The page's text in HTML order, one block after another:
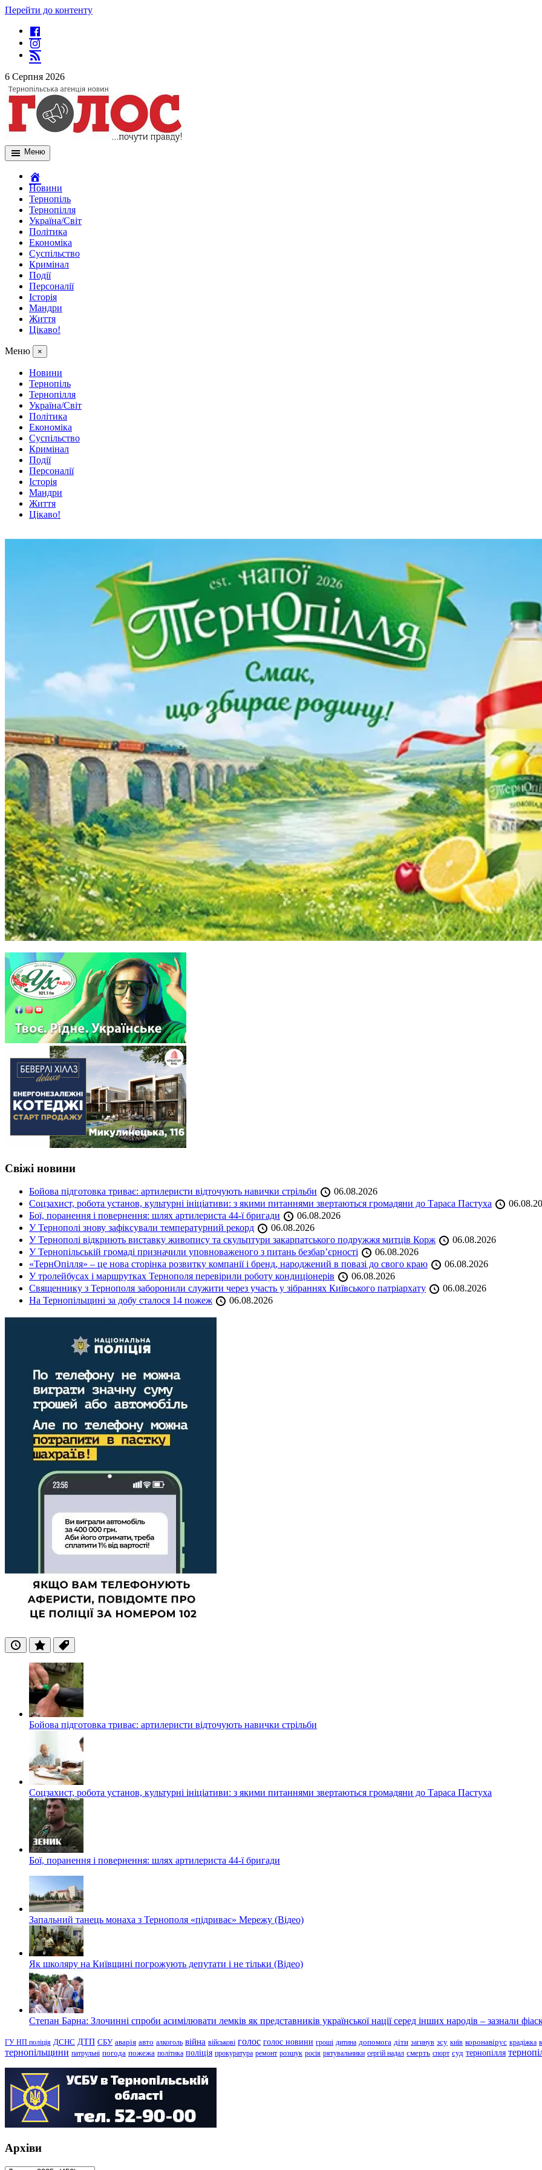
Перейти до контенту
6 Серпня 2026
Меню
Новини
Тернопіль
Тернопілля
Україна/Світ
Політика
Економіка
Суспільство
Кримінал
Події
Персоналії
Історія
Мандри
Життя
Цікаво!
Меню ×
Новини
Тернопіль
Тернопілля
Україна/Світ
Політика
Економіка
Суспільство
Кримінал
Події
Персоналії
Історія
Мандри
Життя
Цікаво!
Свіжі новини
Бойова підготовка триває: артилеристи відточують навички стрільби
06.08.2026
Соцзахист, робота установ, культурні ініціативи: з якими питаннями звертаються громадяни до Тараса Пастуха
Бої, поранення і повернення: шлях артилериста 44-ї бригади
06.08.2026
У Тернополі знову зафіксували температурний рекорд
06.08.2026
У Тернополі відкриють виставку живопису та скульптури закарпатського подружжя митців Корж
06.08.2026
У Тернопільській громаді призначили уповноваженого з питань безбар’єрності
06.08.2026
«ТернОпілля» – це нова сторінка розвитку компанії і бренд, народжений в повазі до свого краю
06.08.2026
У тролейбусах і маршрутках Тернополя перевірили роботу кондиціонерів
06.08.2026
Священнику з Тернополя заборонили служити через участь у зібраннях Київського патріархату
06.08.2026
На Тернопільщині за добу сталося 14 пожеж
06.08.2026
ОстанніПопулярні
Теги
Бойова підготовка триває: артилеристи відточують навички стрільби
Соцзахист, робота установ, культурні ініціативи: з якими питаннями звертаються громадяни до Тараса Пастуха
Бої, поранення і повернення: шлях артилериста 44-ї бригади
Запальний танець монаха з Тернополя «підриває» Мережу (Відео)
Як школяру на Київщині погрожують депутати і не тільки (Відео)
Степан Барна: Злочинні спроби асимілювати лемків як представників української нації серед інших народів – зазнали
ГУ НП поліція ДСНС ДТП СБУ аварія авто алкоголь війна військові голос голос новини гроші дитина допомога діти загинув зсу київ коронавірус крадіжка
тернопільщини патрульні погода пожежа політика поліція прокуратура ремонт розшук росія рятувальники сергій надал смерть спорт суд тернопілля
Архіви